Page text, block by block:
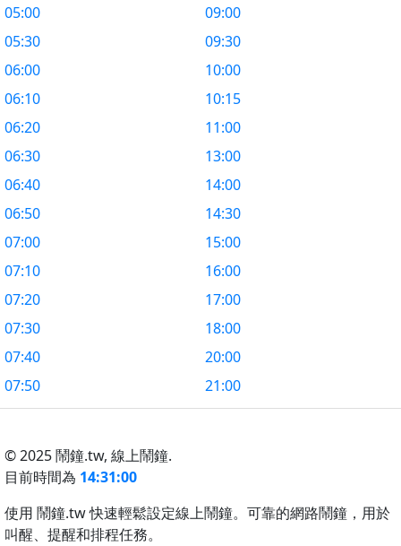
05:00
05:30
06:00
06:10
06:20
06:30
06:40
06:50
07:00
07:10
07:20
07:30
07:40
07:50
09:00
09:30
10:00
10:15
11:00
13:00
14:00
14:30
15:00
16:00
17:00
18:00
20:00
21:00
© 2025 鬧鐘.tw, 線上鬧鐘.
目前時間為 14:31:00
使用 鬧鐘.tw 快速輕鬆設定線上鬧鐘。可靠的網路鬧鐘，用於
叫醒、提醒和排程任務。